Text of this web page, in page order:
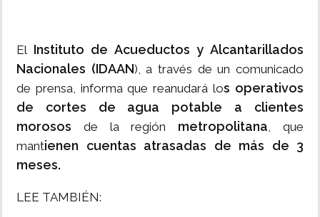
El Instituto de Acueductos y Alcantarillados
Nacionales (IDAAN), a través de un comunicado
de prensa, informa que reanudará los operativos
de cortes de agua potable a clientes
morosos de la región metropolitana, que
mantienen cuentas atrasadas de más de 3
meses.
LEE TAMBIÉN: